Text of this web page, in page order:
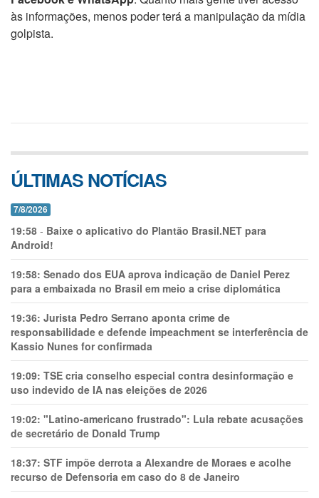
às informações, menos poder terá a manipulação da mídia
golpista.
ÚLTIMAS NOTÍCIAS
7/8/2026
19:58 - Baixe o aplicativo do Plantão Brasil.NET para
Android!
19:58: Senado dos EUA aprova indicação de Daniel Perez
para a embaixada no Brasil em meio a crise diplomática
19:36: Jurista Pedro Serrano aponta crime de
responsabilidade e defende impeachment se interferência de
Kassio Nunes for confirmada
19:09: TSE cria conselho especial contra desinformação e
uso indevido de IA nas eleições de 2026
19:02: "Latino-americano frustrado": Lula rebate acusações
de secretário de Donald Trump
18:37: STF impõe derrota a Alexandre de Moraes e acolhe
recurso de Defensoria em caso do 8 de Janeiro